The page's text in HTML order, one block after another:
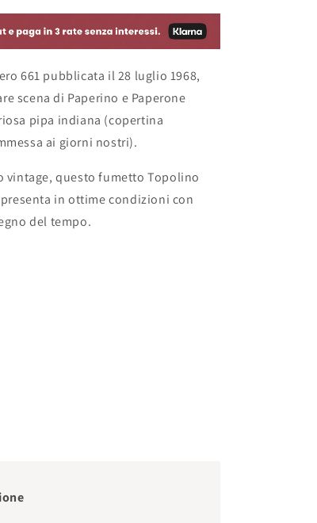
661 pubblicata il 28 luglio 1968,
scena di Paperino e Paperone
pipa indiana (copertina
ai giorni nostri).
vintage, questo fumetto Topolino
in ottime condizioni con
del tempo.